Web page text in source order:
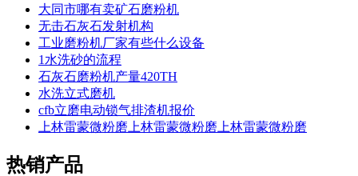
大同市哪有卖矿石磨粉机
无击石灰石发射机构
工业磨粉机厂家有些什么设备
1水洗砂的流程
石灰石磨粉机产量420TH
水洗立式磨机
cfb立磨电动锁气排渣机报价
上林雷蒙微粉磨上林雷蒙微粉磨上林雷蒙微粉磨
热销产品